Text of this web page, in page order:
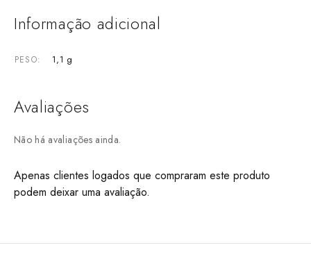
Informação adicional
PESO 1,1 g
Avaliações
Não há avaliações ainda.
Apenas clientes logados que compraram este produto
podem deixar uma avaliação.